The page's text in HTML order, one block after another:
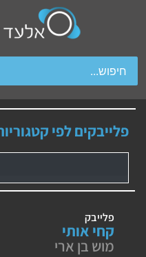
or with swipe gestures.
פלייבקים לפי
פלייבק
קחי אותי
מוש בן ארי